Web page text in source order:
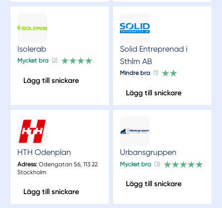
Isolerab
Mycket bra (2)
Lägg till snickare
Solid Entreprenad i
Sthlm AB
Mindre bra (1)
Lägg till snickare
HTH Odenplan
Adress:Odengatan 56, 113 22
Stockholm
Lägg till snickare
Urbansgruppen
Mycket bra (3)
Lägg till snickare